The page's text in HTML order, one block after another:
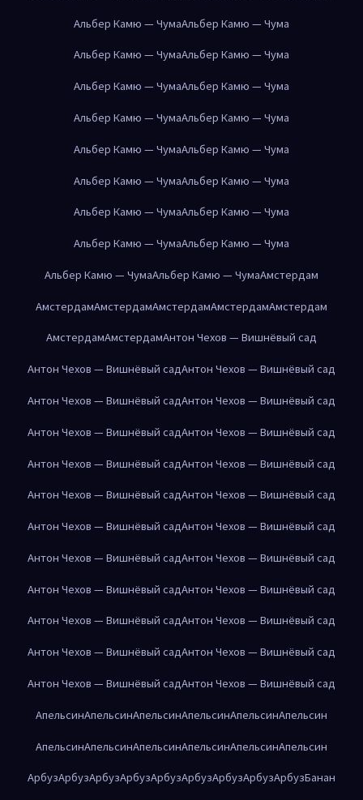
Альбер Камю — ЧумаАльбер Камю — Чума
Альбер Камю — ЧумаАльбер Камю — Чума
Альбер Камю — ЧумаАльбер Камю — Чума
Альбер Камю — ЧумаАльбер Камю — Чума
Альбер Камю — ЧумаАльбер Камю — Чума
Альбер Камю — ЧумаАльбер Камю — Чума
Альбер Камю — ЧумаАльбер Камю — Чума
Альбер Камю — ЧумаАльбер Камю — Чума
Альбер Камю — ЧумаАльбер Камю — ЧумаАмстердам
АмстердамАмстердамАмстердамАмстердамАмстердам
АмстердамАмстердамАнтон Чехов — Вишнёвый сад
Антон Чехов — Вишнёвый садАнтон Чехов — Вишнёвый сад
Антон Чехов — Вишнёвый садАнтон Чехов — Вишнёвый сад
Антон Чехов — Вишнёвый садАнтон Чехов — Вишнёвый сад
Антон Чехов — Вишнёвый садАнтон Чехов — Вишнёвый сад
Антон Чехов — Вишнёвый садАнтон Чехов — Вишнёвый сад
Антон Чехов — Вишнёвый садАнтон Чехов — Вишнёвый сад
Антон Чехов — Вишнёвый садАнтон Чехов — Вишнёвый сад
Антон Чехов — Вишнёвый садАнтон Чехов — Вишнёвый сад
Антон Чехов — Вишнёвый садАнтон Чехов — Вишнёвый сад
Антон Чехов — Вишнёвый садАнтон Чехов — Вишнёвый сад
Антон Чехов — Вишнёвый садАнтон Чехов — Вишнёвый сад
АпельсинАпельсинАпельсинАпельсинАпельсинАпельсин
АпельсинАпельсинАпельсинАпельсинАпельсинАпельсин
АрбузАрбузАрбузАрбузАрбузАрбузАрбузАрбузАрбузБанан